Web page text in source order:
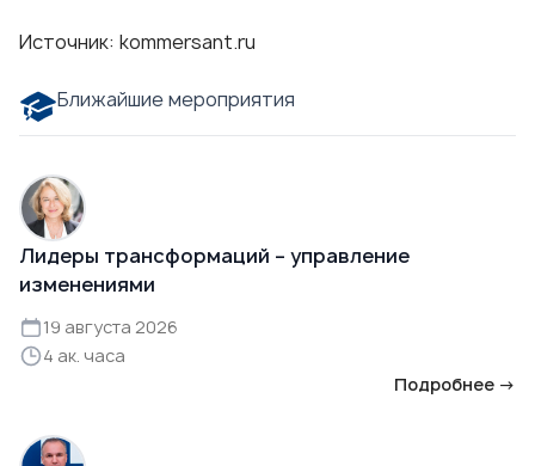
Источник: kommersant.ru
Ближайшие мероприятия
Лидеры трансформаций – управление
изменениями
19 августа 2026
4 ак. часа
Подробнее →